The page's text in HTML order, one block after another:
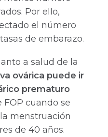
Por ello,
el número
de embarazo.
a salud de la
ovárica puede ir
prematuro
FOP cuando se
menstruación
de 40 años.